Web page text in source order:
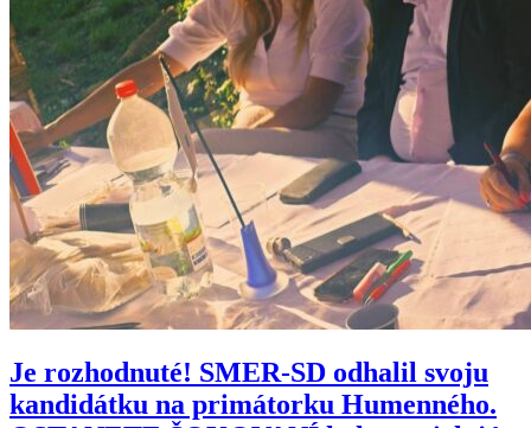
Je rozhodnuté! SMER-SD odhalil svoju
kandidátku na primátorku Humenného.